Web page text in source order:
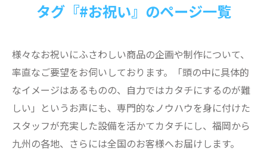
タグ『#お祝い』のページ一覧
様々なお祝いにふさわしい商品の企画や制作について、
率直なご要望をお伺いしております。「頭の中に具体的
なイメージはあるものの、自力ではカタチにするのが難
しい」というお声にも、専門的なノウハウを身に付けた
スタッフが充実した設備を活かてカタチにし、福岡から
九州の各地、さらには全国のお客様へお届けします。